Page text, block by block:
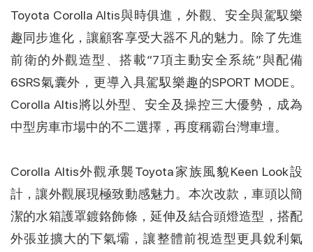
Toyota Corolla Altis與時俱進，外觀、安全與駕馭樂
趣同步進化，讓顧客享受大器不凡的魅力。除了先進
前衛的外觀造型、搭載“7項主動安全系統”與配備
6SRS氣囊外，更導入具駕馭樂趣的SPORT MODE。
Corolla Altis將以外型、安全及操控三大優勢，成為
中型房車市場中的不二選擇，再度稱霸台灣車壇。
Corolla Altis外觀承襲Toyota家族風貌Keen Look設
計，讓外觀展現極致動感魅力。本次改款，車頭以簡
潔的水箱護罩鍍鉻飾條，延伸及結合頭燈造型，搭配
外張並擴大的下氣壩，讓整體前視造型更具銳利氣